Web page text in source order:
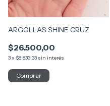
ARGOLLAS SHINE CRUZ
$26.500,00
3x $8.833,33 sin interés